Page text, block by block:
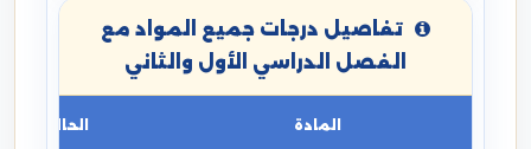
تفاصيل درجات جميع المواد مع
الفصل الدراسي الأول والثاني
المادة الحالة